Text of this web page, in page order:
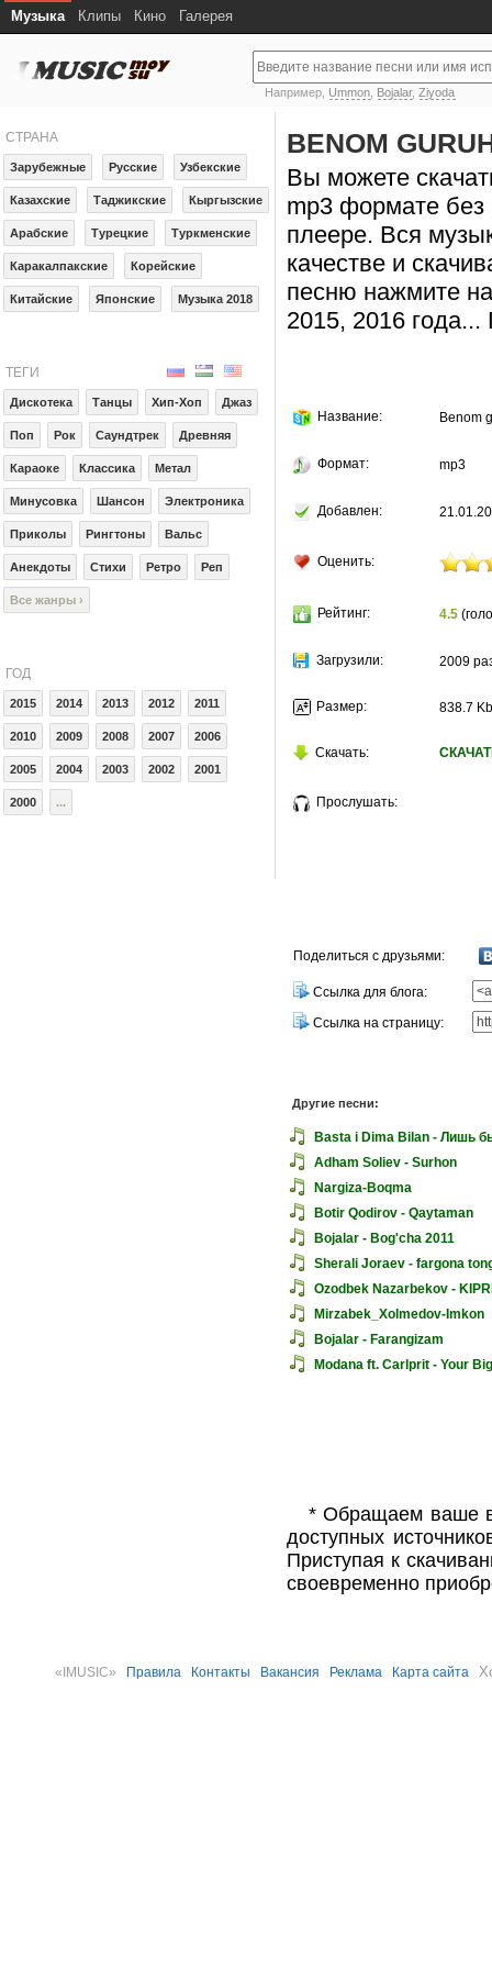
Музыка Клипы Кино Галерея
Например, Ummon Bojalar,Ziyoda
СТРАНА
Зарубежные Русские Узбекские
Казахские Таджикские Кыргызские
Арабские Турецкие Туркменские
Каракалпакские Корейские
Китайские Японские Музыка 2018
ТЕГИ
Дискотека Танцы Хип-Хоп Джаз
Поп Рок Саундтрек Древняя
Караоке Классика Метал
Минусовка Шансон Электроника
Приколы Рингтоны Вальс
Анекдоты Стихи Ретро Реп
Все жанры ›
ГОД
2015 2014 2013 2012 2011
2010 2009 2008 2007 2006
2005 2004 2003 2002 2001
2000 ...
BENOM
Вы можете
mp3 формате без
плеере. Вся
качестве и
песню нажмите
2015, 2016
Название: Benom
Формат: mp3
Добавлен:
Оценить:
Рейтинг: 4.5
Загрузили: 2009
Размер: 838.7 Kb
Скачать:
Прослушать:
Поделиться с друзьями:
Ссылка для блога:
Ссылка на страницу:
Другие песни:
Basta i Dima Bilan - Лишь
Adham Soliev - Surhon
Nargiza-Boqma
Botir Qodirov - Qaytaman
Bojalar - Bog'cha 2011
Sherali Joraev - fargona
Ozodbek Nazarbekov -
Mirzabek_Xolmedov-Imkon
Bojalar - Farangizam
Modana ft. Carlprit - Your
* Обращаем ваше
доступных
Приступая к
своевременно
«IMUSIC» Правила Контакты Вакансия Реклама Карта сайта